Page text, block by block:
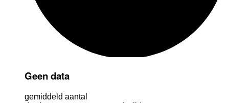
Geen data
gemiddeld aantal